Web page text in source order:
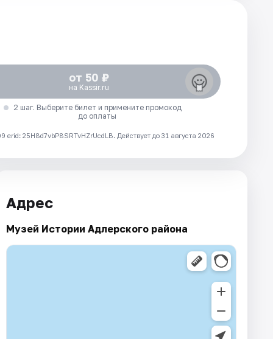
от 50 ₽
на Kassir.ru
2 шаг. Выберите билет и примените промокод
до оплаты
25H8d7vbP8SRTvHZrUcdLB. Действует до 31 августа 2026
Адрес
Музей Истории Адлерского района